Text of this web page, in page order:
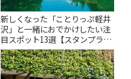
新しくなった「ことりっぷ軽井
沢」と一緒におでかけしたい注
目スポット13選【スタンプラリ
ー開催中】 | ことりっぷ